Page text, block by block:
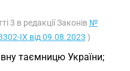
3 в редакції Законів №
IX від 09.08.2023 )
таємницю України;